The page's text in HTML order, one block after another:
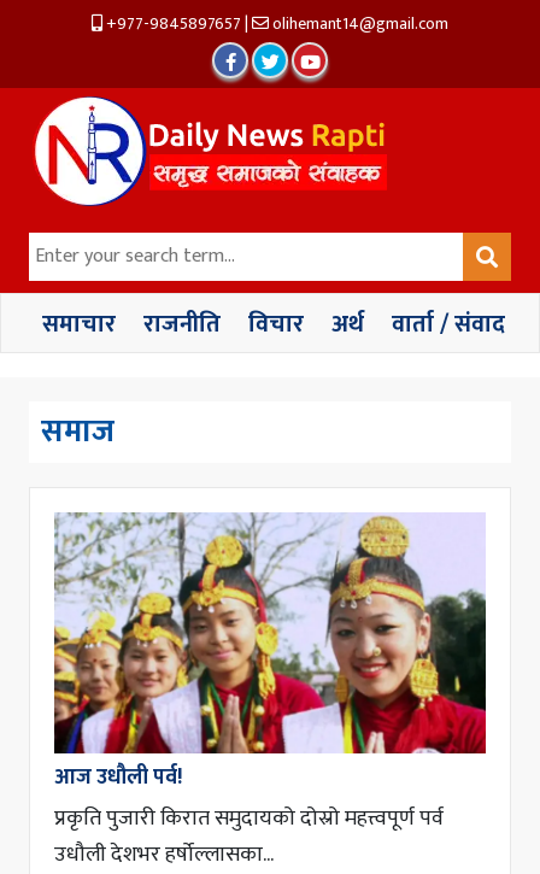
+977-9845897657| olihemant14@gmail.com
समाचार राजनीति विचार अर्थ वार्ता / संवाद
समाज
आज उधौली पर्व!
प्रकृति पुजारी किरात समुदायको दोस्रो महत्त्वपूर्ण पर्व
उधौली देशभर हर्षोल्लासका...